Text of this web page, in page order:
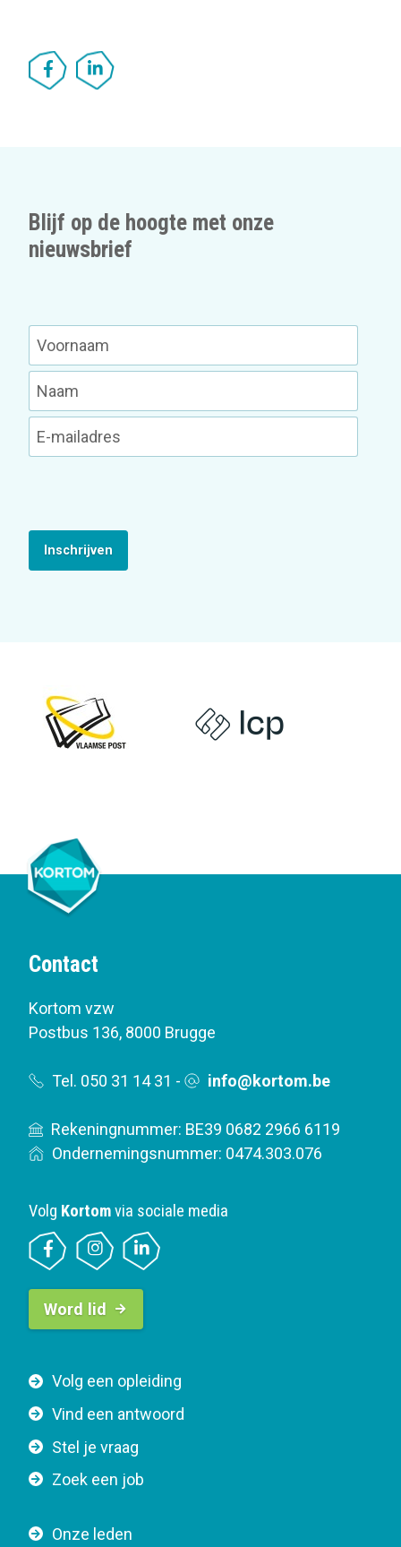
Blijf op de hoogte met onze
nieuwsbrief
Inschrijven
Contact
Kortom vzw
Postbus 136, 8000 Brugge
Tel. 050 31 14 31 - info@kortom.be
Rekeningnummer: BE39 0682 2966 6119
Ondernemingsnummer: 0474.303.076
F
o
t
e
Volg een opleiding
Vind een antwoord
Stel je vraag
Zoek een job
Onze leden
Volg Kortomvia sociale media
B
t
o
n
a
v
g
Word lid